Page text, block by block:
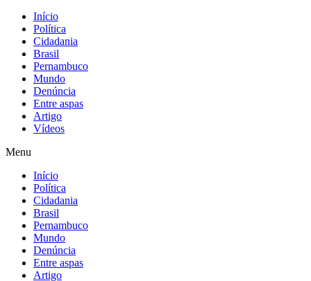
Início
Política
Cidadania
Brasil
Pernambuco
Mundo
Denúncia
Entre aspas
Artigo
Vídeos
Menu
Início
Política
Cidadania
Brasil
Pernambuco
Mundo
Denúncia
Entre aspas
Artigo